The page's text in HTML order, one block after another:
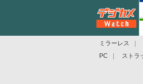
ミラーレス
PC
ストラ